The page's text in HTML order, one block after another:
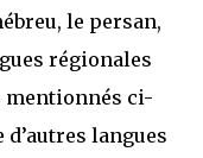
le persan,
régionales
mentionnés ci-
langues